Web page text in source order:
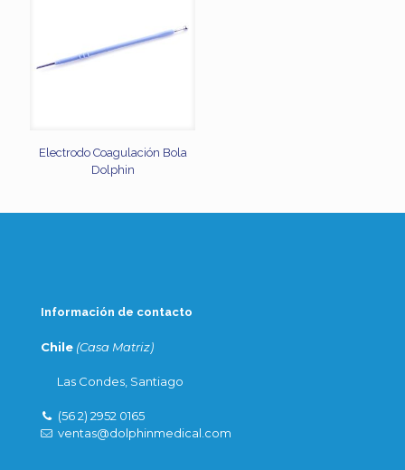
Electrodo Coagulación Bola
Dolphin
Información de contacto
Chile (Casa Matriz)
Las Condes, Santiago
(56 2) 2952 0165
ventas@dolphinmedical.com